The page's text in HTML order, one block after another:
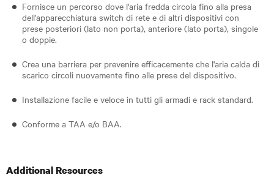
Fornisce un percorso dove l'aria fredda circola fino alla presa
dell'apparecchiatura switch di rete e di altri dispositivi con
prese posteriori (lato non porta), anteriore (lato porta), singole
o doppie.
Crea una barriera per prevenire efficacemente che l'aria calda di
scarico circoli nuovamente fino alle prese del dispositivo.
Installazione facile e veloce in tutti gli armadi e rack standard.
Conforme a TAA e/o BAA.
Additional Resources